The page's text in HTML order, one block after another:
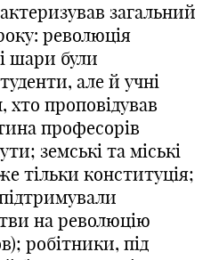
загальний
революція
шари були
але й учні
хто проповідував
професорів
земські та міські
тільки конституція;
на революцію
робітники, під